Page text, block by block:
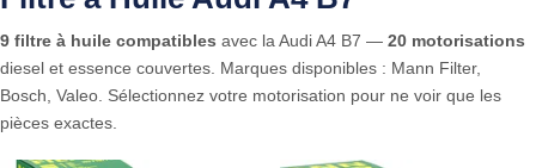
9 filtre à huile compatibles avec la Audi A4 B7 — 20 motorisations
diesel et essence couvertes. Marques disponibles : Mann Filter,
Bosch, Valeo. Sélectionnez votre motorisation pour ne voir que les
pièces exactes.